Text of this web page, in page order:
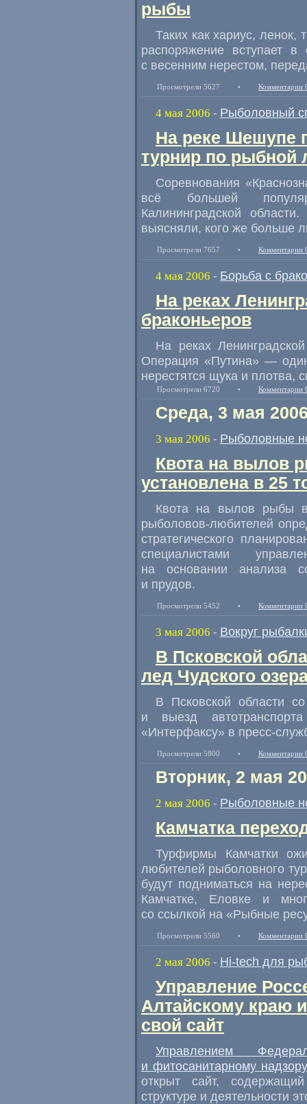
рыбы
Таких как хариус, ленок,
распоряжение вступает
с весенним нерестом,
Просмотрели 5627 • Комментарии
4 мая 2006 - Рыболовный
На реке Шешупе
турнир по
Соревнования
всё большей
Калининградской
выясняли, кого же больше
Просмотрели 7657 • Комментарии
4 мая 2006 - Борьба с
На реках
браконьеров
На реках
Операция «Путина» —
нерестятся щука и плотва,
Просмотрели 6720 • Комментарии
Среда, 3 мая
3 мая 2006 - Рыболовные
Квота на вылов
установлена в 25
Квота на вылов рыбы
рыболовов-любителей
стратегического
специалистами
на основании анализа
и прудов.
Просмотрели 5452 • Комментарии
3 мая 2006 - Вокруг
В Псковской
лед Чудского
В Псковской области
и выезд
«Интерфаксу» в пресс-
Просмотрели 5800 • Комментарии
Вторник, 2 мая
2 мая 2006 - Рыболовные
Камчатка
Турфирмы Камчатки
любителей рыболовного
будут подниматься на
Камчатке, Еловке и
со ссылкой на «Рыбные
Просмотрели 5560 • Комментарии
2 мая 2006 - Hi-tech для
Управление
Алтайскому краю
свой сайт
Управлением
и фитосанитарному
открыт сайт,
структуре и деятельности